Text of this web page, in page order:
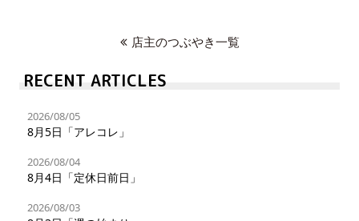
店主のつぶやき一覧
RECENT ARTICLES
2026/08/05
8月5日「アレコレ」
2026/08/04
8月4日「定休日前日」
2026/08/03